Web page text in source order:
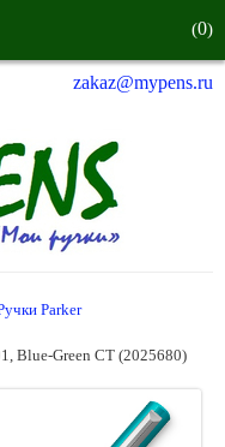
(0)
zakaz@mypens.ru
Parker
Blue-Green CT (2025680)